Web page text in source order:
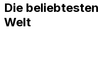
Die
Welt